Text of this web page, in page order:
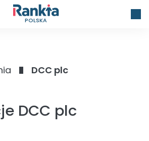
POLSKA
DCC plc
DCC plc